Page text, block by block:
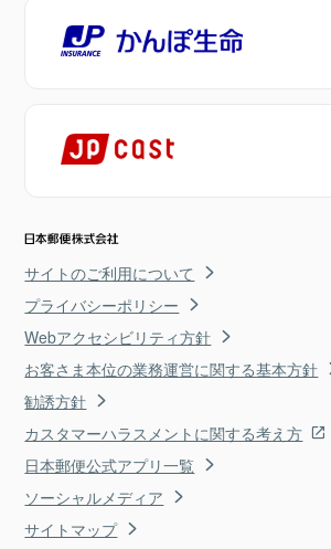
サイトのご利用について
プライバシーポリシー
Webアクセシビリティ方針
お客さま本位の業務運営に関する基本方針
勧誘方針
カスタマーハラスメントに関する考え方
日本郵便公式アプリ一覧
ソーシャルメディア
サイトマップ